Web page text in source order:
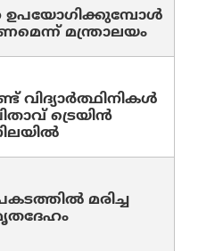
ഉപയോഗിക്കുമ്പോള്‍
മന്ത്രാലയം
വിദ്യാർത്ഥിനികൾ
ട്രെയിൻ
മരിച്ച